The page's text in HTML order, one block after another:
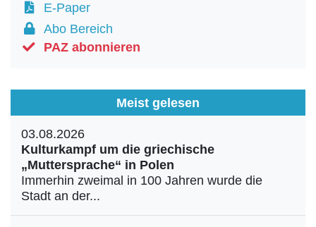
E-Paper
Abo Bereich
PAZ abonnieren
Meist gelesen
03.08.2026
Kulturkampf um die griechische
„Muttersprache“ in Polen
Immerhin zweimal in 100 Jahren wurde die
Stadt an der...